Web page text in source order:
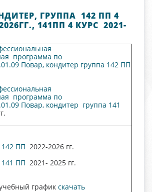
ГРУППА 142 ПП 4
141ПП 4 КУРС 2021-
программа по
Повар, кондитер группа 142 ПП
программа по
Повар, кондитер группа 141
ПП 2022-2026 гг.
ПП 2021- 2025 гг.
график скачать